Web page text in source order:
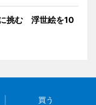
挑む 浮世絵を10
買う